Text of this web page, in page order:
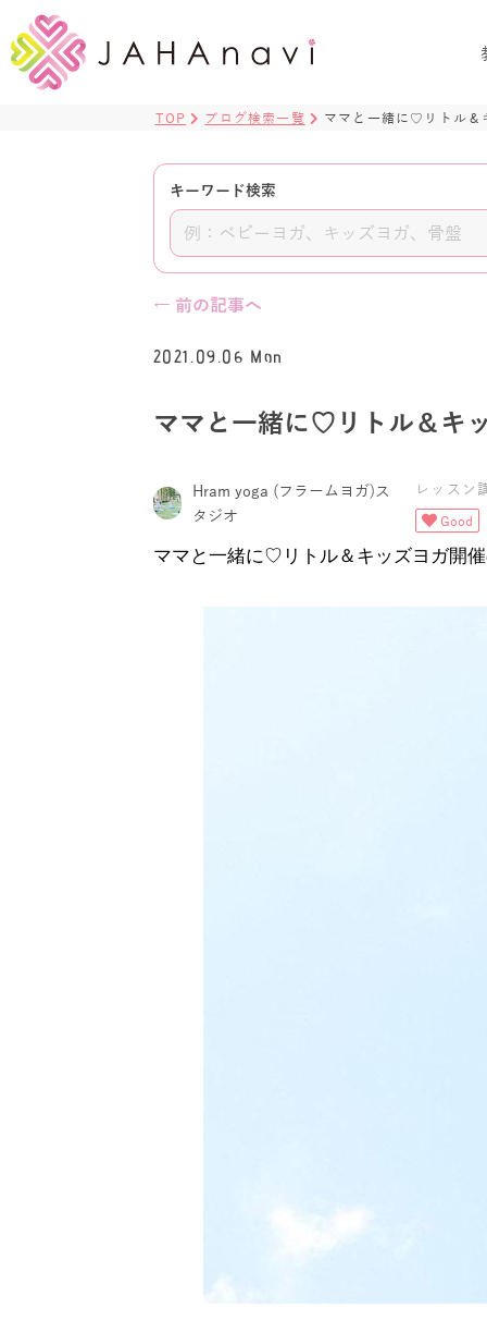
TOP ブログ検索一覧 ママと一緒に♡ リトル
キーワード検索
← 前の記事へ
2021.09.06 Mon
ママと一緒に♡ リトル＆キ
Hram yoga (フラームヨガ)ス
タジオ
レッスン
Good
ママと一緒に♡リトル＆キッズヨガ開